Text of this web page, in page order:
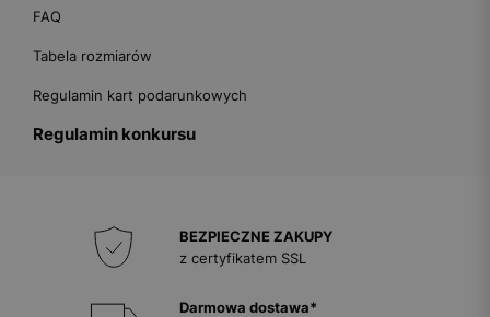
FAQ
Tabela rozmiarów
Regulamin kart podarunkowych
Regulamin konkursu
BEZPIECZNE ZAKUPY
z certyfikatem SSL
Darmowa dostawa*